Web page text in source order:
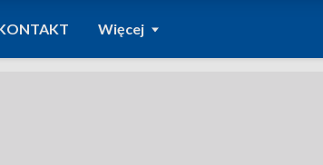
Więcej